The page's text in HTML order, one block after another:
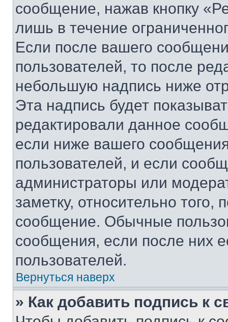
сообщение, нажав кнопку
лишь в течение
Если после вашего
пользователей, то после
небольшую надпись ниже
Эта надпись будет
редактировали данное
если ниже вашего
пользователей, и если
администраторы или
заметку, относительно
сообщение. Обычные
сообщения, если после них
пользователей.
Вернуться наверх
» Как добавить подпись к